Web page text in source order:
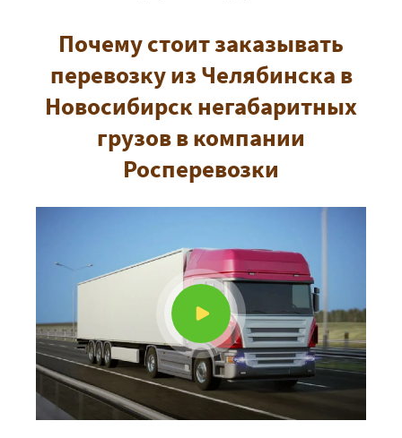
Почему стоит заказывать
перевозку из Челябинска в
Новосибирск негабаритных
грузов в компании
Росперевозки